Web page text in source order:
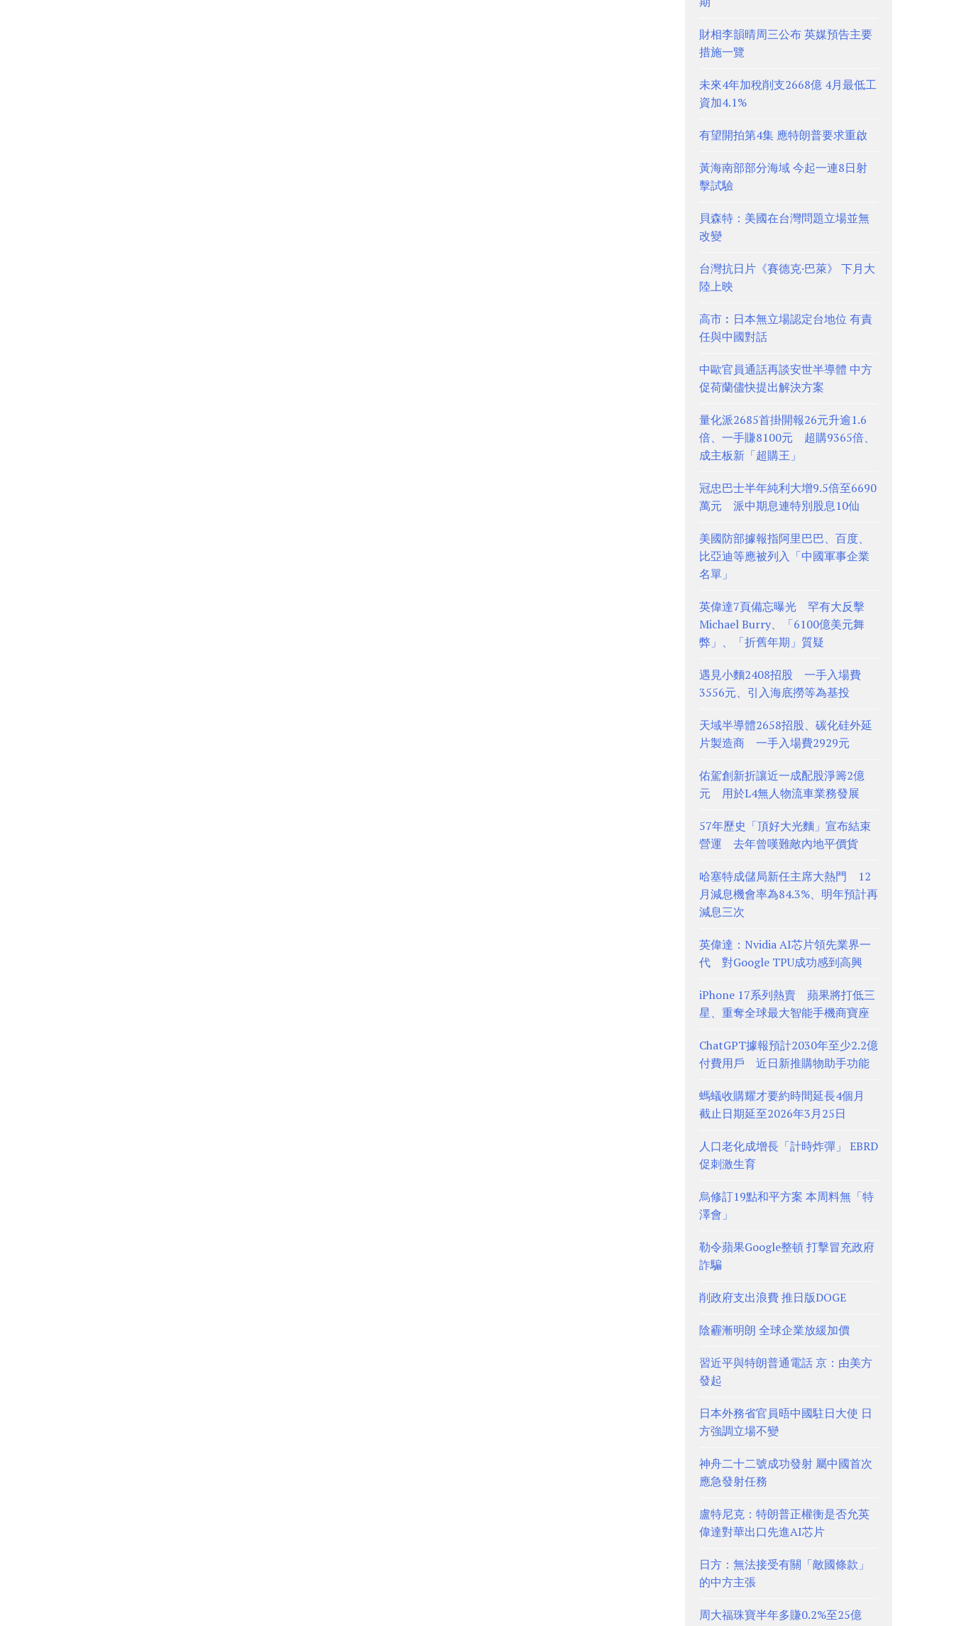
財相李韻晴周三公布 英媒預告主要
措施一覽
未來4年加稅削支2668億 4月最低工
資加4.1%
有望開拍第4集 應特朗普要求重啟
黃海南部部分海域 今起一連8日射
擊試驗
貝森特：美國在台灣問題立場並無
改變
台灣抗日片《賽德克·巴萊》 下月大
陸上映
高市︰日本無立場認定台地位 有責
任與中國對話
中歐官員通話再談安世半導體 中方
促荷蘭儘快提出解決方案
量化派2685首掛開報26元升逾1.6
倍、一手賺8100元 超購9365倍、
成主板新「超購王」
冠忠巴士半年純利大增9.5倍至6690
萬元 派中期息連特別股息10仙
美國防部據報指阿里巴巴、百度、
比亞迪等應被列入「中國軍事企業
名單」
英偉達7頁備忘曝光 罕有大反擊
Michael Burry、「6100億美元舞
弊」、「折舊年期」質疑
遇見小麵2408招股 一手入場費
3556元、引入海底撈等為基投
天域半導體2658招股、碳化硅外延
片製造商 一手入場費2929元
佑駕創新折讓近一成配股淨籌2億
元 用於L4無人物流車業務發展
57年歷史「頂好大光麵」宣布結束
營運 去年曾嘆難敵內地平價貨
哈塞特成儲局新任主席大熱門 12
月減息機會率為84.3%、明年預計再
減息三次
英偉達：Nvidia AI芯片領先業界一
代 對Google TPU成功感到高興
iPhone 17系列熱賣 蘋果將打低三
星、重奪全球最大智能手機商寶座
ChatGPT據報預計2030年至少2.2億
付費用戶 近日新推購物助手功能
螞蟻收購耀才要約時間延長4個月
截止日期延至2026年3月25日
人口老化成增長「計時炸彈」 EBRD
促刺激生育
烏修訂19點和平方案 本周料無「特
澤會」
勒令蘋果Google整頓 打擊冒充政府
詐騙
削政府支出浪費 推日版DOGE
陰霾漸明朗 全球企業放緩加價
習近平與特朗普通電話 京：由美方
發起
日本外務省官員晤中國駐日大使 日
方強調立場不變
神舟二十二號成功發射 屬中國首次
應急發射任務
盧特尼克：特朗普正權衡是否允英
偉達對華出口先進AI芯片
日方：無法接受有關「敵國條款」
的中方主張
周大福珠寶半年多賺0.2%至25億